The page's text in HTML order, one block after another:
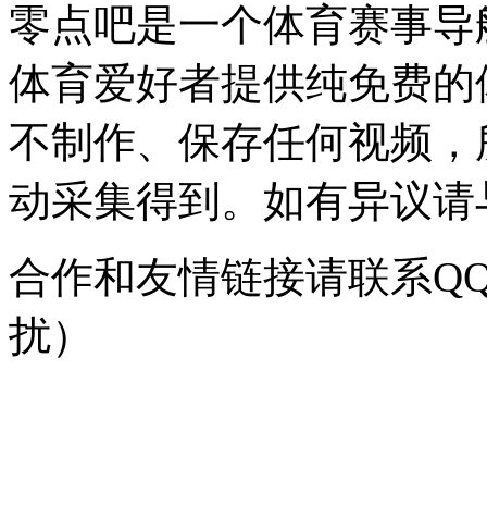
零点吧是一个体育赛事
体育爱好者提供纯免费
不制作、保存任何视频
动采集得到。如有异议
合作和友情链接请联系
扰）